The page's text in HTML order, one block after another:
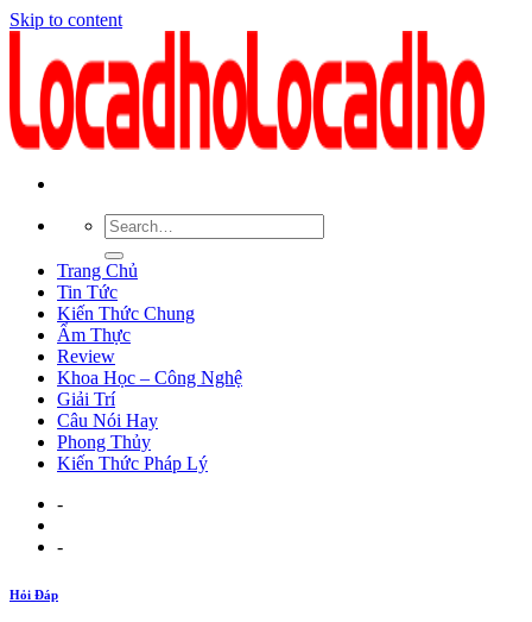
Skip to content
Trang Chủ
Tin Tức
Kiến Thức Chung
Ẩm Thực
Review
Khoa Học – Công Nghệ
Giải Trí
Câu Nói Hay
Phong Thủy
Kiến Thức Pháp Lý
-
-
Hỏi Đáp